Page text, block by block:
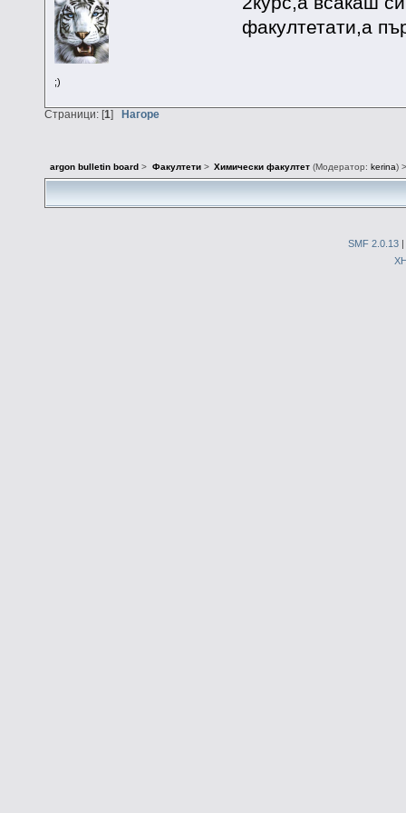
;)
факултетати,а
Страници: [1] Нагоре
argon bulletin board > Факултети> Химически факултет(Модератор: kerina) >
SMF 2.0.13|